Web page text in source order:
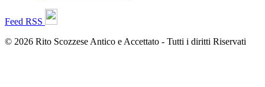
Feed RSS
© 2026 Rito Scozzese Antico e Accettato - Tutti i diritti Riservati